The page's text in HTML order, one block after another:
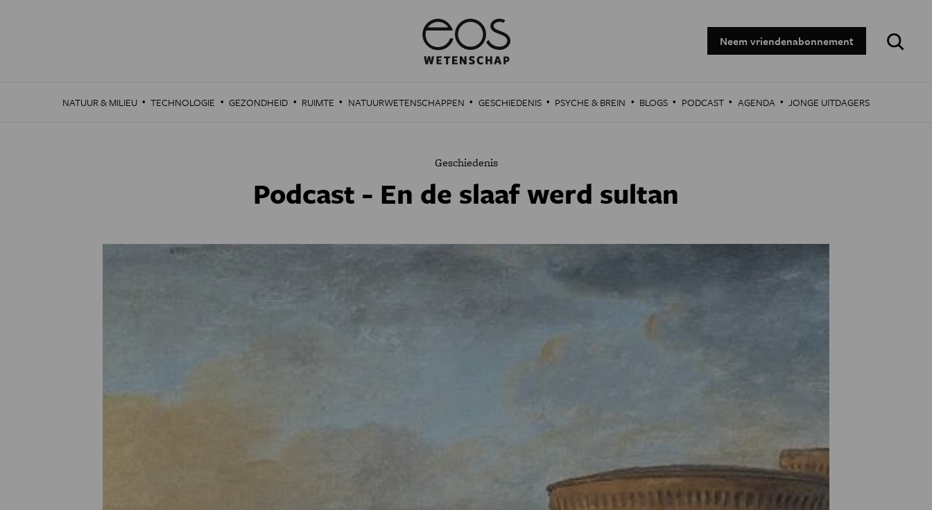
Neem vriendenabonnement
Zoeken:
NATUUR & MILIEU · TECHNOLOGIE · GEZONDHEID · RUIMTE · NATUURWETENSCHAPPEN · GESCHIEDENIS · PSYCHE & BREIN · BLOGS · PODCAST · AGENDA · JONGE UITDAGERS
Geschiedenis
Podcast - En de slaaf werd sultan